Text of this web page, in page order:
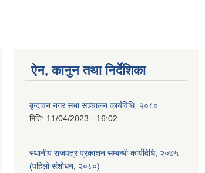
ऐन, कानुन तथा निर्देशिका
बृन्दावन नगर सभा सञ्चालन कार्यविधि, २०८०
मिति: 11/04/2023 - 16:02
स्थानीय राजपत्र प्रकाशन सम्बन्धी कार्यविधि, २०७५
(पहिलो संशोधन, २०८०)